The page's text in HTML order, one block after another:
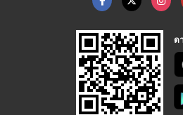
ด